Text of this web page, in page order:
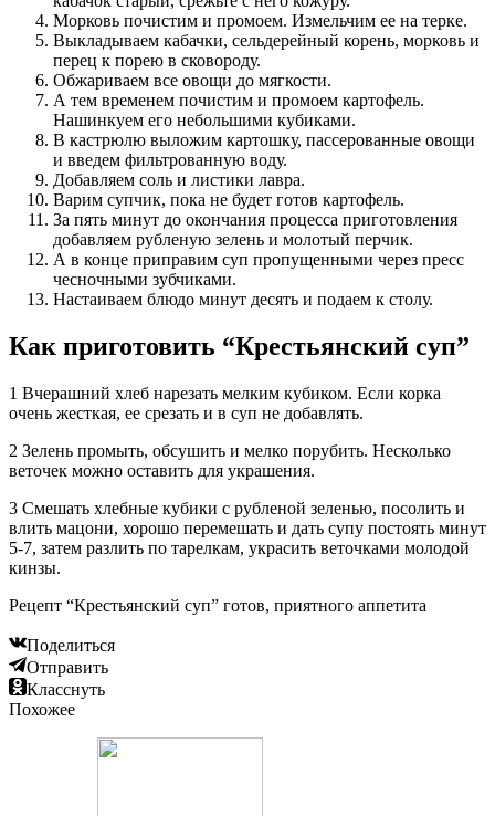
Морковь почистим и промоем. Измельчим ее на терке.
Выкладываем кабачки, сельдерейный корень, морковь и
перец к порею в сковороду.
Обжариваем все овощи до мягкости.
А тем временем почистим и промоем картофель.
Нашинкуем его небольшими кубиками.
В кастрюлю выложим картошку, пассерованные овощи
и введем фильтрованную воду.
Добавляем соль и листики лавра.
Варим супчик, пока не будет готов картофель.
За пять минут до окончания процесса приготовления
добавляем рубленую зелень и молотый перчик.
А в конце приправим суп пропущенными через пресс
чесночными зубчиками.
Настаиваем блюдо минут десять и подаем к столу.
Как приготовить “Крестьянский суп”
1 Вчерашний хлеб нарезать мелким кубиком. Если корка
очень жесткая, ее срезать и в суп не добавлять.
2 Зелень промыть, обсушить и мелко порубить. Несколько
веточек можно оставить для украшения.
3 Смешать хлебные кубики с рубленой зеленью, посолить и
влить мацони, хорошо перемешать и дать супу постоять минут
5-7, затем разлить по тарелкам, украсить веточками молодой
кинзы.
Рецепт “Крестьянский суп” готов, приятного аппетита
Поделиться
Отправить
Класснуть
Похожее